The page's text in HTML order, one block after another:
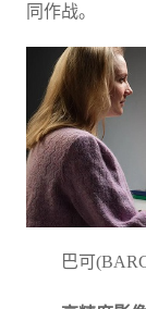
同作战。
巴可